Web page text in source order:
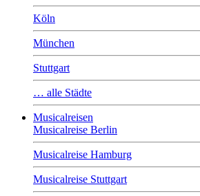
Köln
München
Stuttgart
… alle Städte
Musicalreisen
Musicalreise Berlin
Musicalreise Hamburg
Musicalreise Stuttgart